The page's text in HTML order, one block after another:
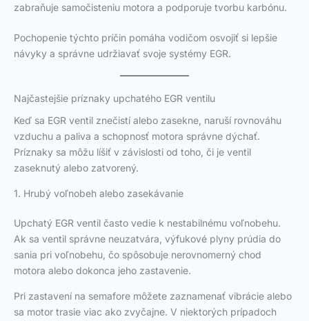
zabraňuje samočisteniu motora a podporuje tvorbu karbónu.
Pochopenie týchto príčin pomáha vodičom osvojiť si lepšie
návyky a správne udržiavať svoje systémy EGR.
Najčastejšie príznaky upchatého EGR ventilu
Keď sa EGR ventil znečistí alebo zasekne, naruší rovnováhu
vzduchu a paliva a schopnosť motora správne dýchať.
Príznaky sa môžu líšiť v závislosti od toho, či je ventil
zaseknutý alebo zatvorený.
1. Hrubý voľnobeh alebo zasekávanie
Upchatý EGR ventil často vedie k nestabilnému voľnobehu.
Ak sa ventil správne neuzatvára, výfukové plyny prúdia do
sania pri voľnobehu, čo spôsobuje nerovnomerný chod
motora alebo dokonca jeho zastavenie.
Pri zastavení na semafore môžete zaznamenať vibrácie alebo
sa motor trasie viac ako zvyčajne. V niektorých prípadoch